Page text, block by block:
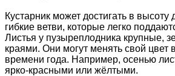
Кустарник может достигать в высоту
гибкие ветви, которые легко
Листья у пузыреплодника крупные,
краями. Они могут менять свой цвет
времени года. Например, осенью
ярко-красными или жёлтыми.